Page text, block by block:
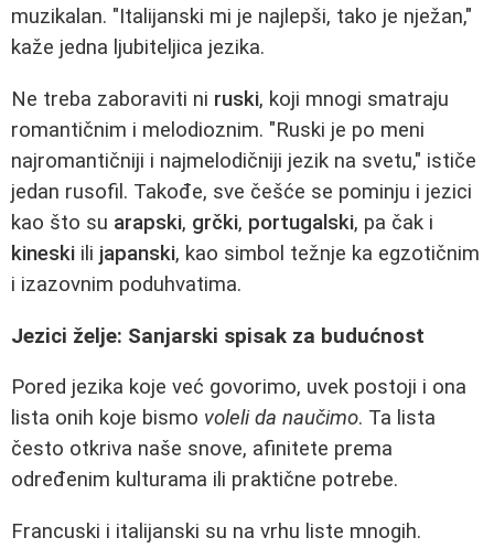
muzikalan. "Italijanski mi je najlepši, tako je nježan,"
kaže jedna ljubiteljica jezika.
Ne treba zaboraviti ni ruski, koji mnogi smatraju
romantičnim i melodioznim. "Ruski je po meni
najromantičniji i najmelodičniji jezik na svetu," ističe
jedan rusofil. Takođe, sve češće se pominju i jezici
kao što su arapski, grčki, portugalski, pa čak i
kineski ili japanski, kao simbol težnje ka egzotičnim
i izazovnim poduhvatima.
Jezici želje: Sanjarski spisak za budućnost
Pored jezika koje već govorimo, uvek postoji i ona
lista onih koje bismo voleli da naučimo. Ta lista
često otkriva naše snove, afinitete prema
određenim kulturama ili praktične potrebe.
Francuski i italijanski su na vrhu liste mnogih.